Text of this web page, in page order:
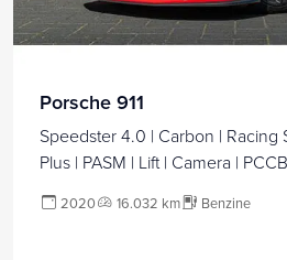
Porsche 911
Speedster 4.0 | Carbon | Racing
Plus | PASM | Lift | Camera |
2020 16.032 km Benzine